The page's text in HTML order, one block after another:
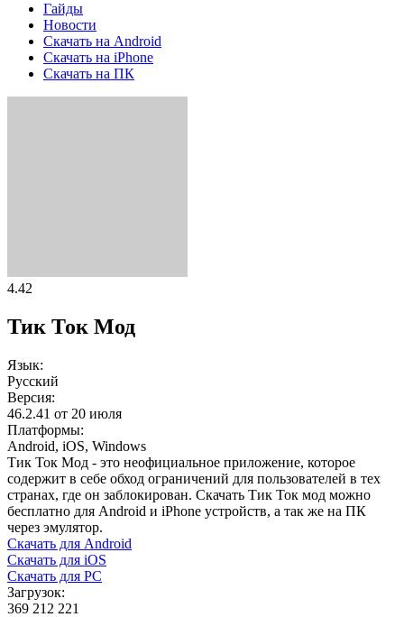
Гайды
Новости
Скачать на Android
Скачать на iPhone
Скачать на ПК
4.42
Тик Ток Мод
Язык:
Русский
Версия:
46.2.41 от 20 июля
Платформы:
Android, iOS, Windows
Тик Ток Мод - это неофициальное приложение, которое
содержит в себе обход ограничений для пользователей в тех
странах, где он заблокирован. Скачать Тик Ток мод можно
бесплатно для Android и iPhone устройств, а так же на ПК
через эмулятор.
Скачать для Android
Скачать для iOS
Скачать для PC
Загрузок:
369 212 221